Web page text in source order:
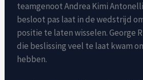
teamgenoot Andrea Kimi
besloot pas laat in de wedstrijd
positie te laten wisselen. George
die beslissing veel te laat kwam
hebben.